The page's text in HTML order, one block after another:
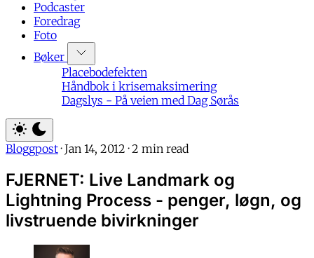
Podcaster
Foredrag
Foto
Bøker
Placebodefekten
Håndbok i krisemaksimering
Dagslys - På veien med Dag Sørås
Bloggpost · Jan 14, 2012 · 2 min read
FJERNET: Live Landmark og
Lightning Process - penger, løgn, og
livstruende bivirkninger